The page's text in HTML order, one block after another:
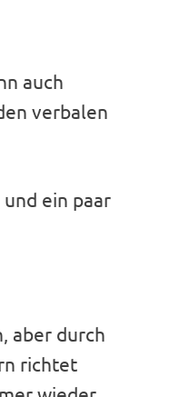
auch
verbalen
ein paar
aber durch
richtet